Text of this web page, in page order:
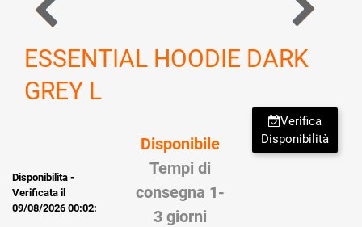
ESSENTIAL HOODIE DARK
GREY L
Disponibilita -
Verificata il
09/08/2026 00:02:
Verifica
Disponibilità
Disponibile
Tempi di
consegna 1-
3 giorni